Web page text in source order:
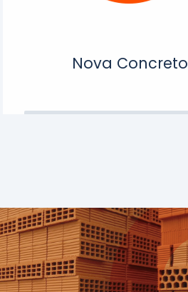
Nova Concreto